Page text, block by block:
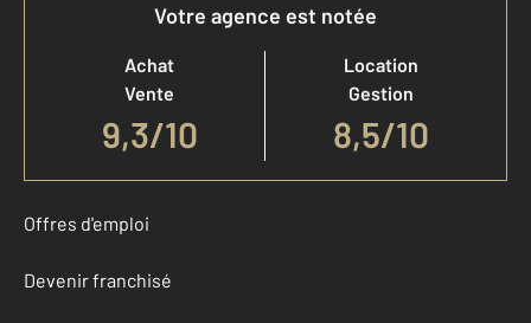
Votre agence est notée
Achat
Vente
9,3/10
Location
Gestion
8,5/10
Offres d'emploi
Devenir franchisé